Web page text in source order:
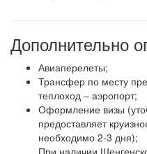
Дополнительно
Авиаперелеты;
Трансфер по месту
теплоход – аэропорт;
Оформление визы
предоставляет
необходимо 2-3 дня);
При наличии